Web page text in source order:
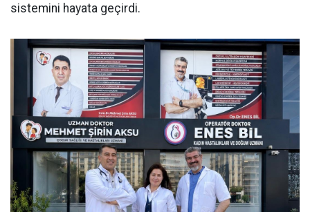
sistemini hayata geçirdi.